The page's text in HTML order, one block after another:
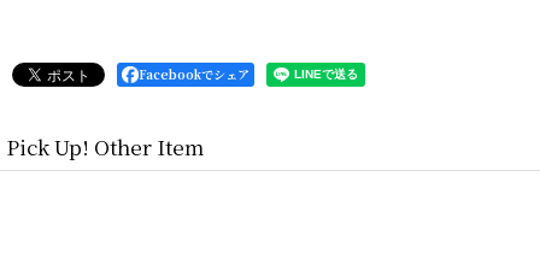
Facebookでシェア
Pick Up! Other Item